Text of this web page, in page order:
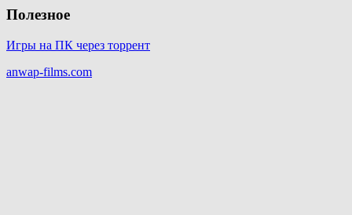
Полезное
Игры на ПК через торрент
anwap-films.com